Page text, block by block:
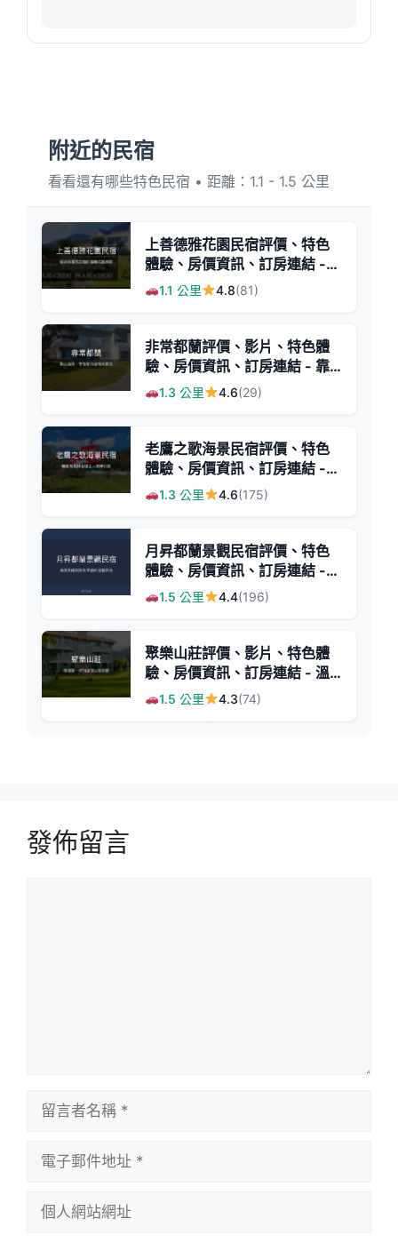
附近的民宿
看看還有哪些特色民宿 • 距離：1.1 - 1.5 公里
上善德雅花園民宿評價、特色
體驗、房價資訊、訂房連結 -
溫馨別墅風格與藝術氛圍
1.1 公里 4.8(81)
非常都蘭評價、影片、特色體
驗、房價資訊、訂房連結 - 靠
山面海的溫馨民宿
1.3 公里 4.6(29)
老鷹之歌海景民宿評價、特色
體驗、房價資訊、訂房連結 -
海景與親切主人
1.3 公里 4.6(175)
月昇都蘭景觀民宿評價、特色
體驗、房價資訊、訂房連結 -
海景蔬食早餐
1.5 公里 4.4(196)
聚樂山莊評價、影片、特色體
驗、房價資訊、訂房連結 - 溫
馨山居民宿
1.5 公里 4.3(74)
發佈留言